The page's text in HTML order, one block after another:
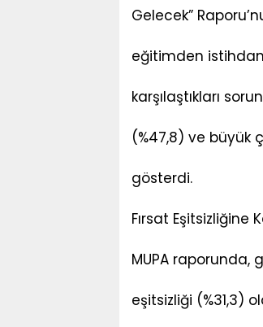
Gelecek”
eğitimden
karşılaştıkları
(%47,8) ve büyük
gösterdi.
Fırsat Eşitsizliğine
MUPA raporunda,
eşitsizliği (%31,3)